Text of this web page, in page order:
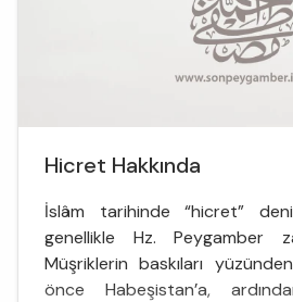
Hicret Hakkında
İslâm tarihinde “hicret”
genellikle Hz. Peygamber
Müşriklerin baskıları
önce Habeşistan’a,